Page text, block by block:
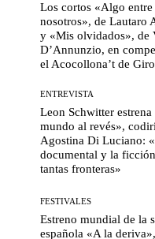
Los cortos «Algo entre
nosotros», de Lautaro
y «Mis olvidados», de
D’Annunzio, en
el Acocollona’t de
ENTREVISTA
Leon Schwitter estrena
mundo al revés»,
Agostina Di Luciano:
documental y la
tantas fronteras»
FESTIVALES
Estreno mundial de la
española «A la